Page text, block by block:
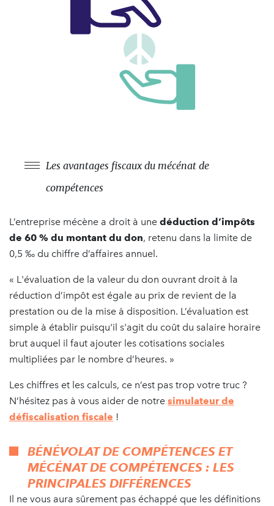
Les avantages fiscaux du mécénat de
compétences
L’entreprise mécène a droit à une déduction d’impôts
de 60 % du montant du don, retenu dans la limite de
0,5 ‰ du chiffre d’affaires annuel.
« L'évaluation de la valeur du don ouvrant droit à la
réduction d’impôt est égale au prix de revient de la
prestation ou de la mise à disposition. L’évaluation est
simple à établir puisqu'il s'agit du coût du salaire horaire
brut auquel il faut ajouter les cotisations sociales
multipliées par le nombre d’heures. »
Les chiffres et les calculs, ce n’est pas trop votre truc ?
N’hésitez pas à vous aider de notre simulateur de
défiscalisation fiscale !
BÉNÉVOLAT DE COMPÉTENCES ET
MÉCÉNAT DE COMPÉTENCES : LES
PRINCIPALES DIFFÉRENCES
Il ne vous aura sûrement pas échappé que les définitions